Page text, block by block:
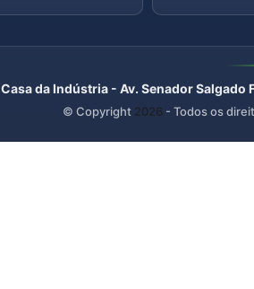
Casa da Indústria - Av. Senador
© Copyright 2026 - Todos os